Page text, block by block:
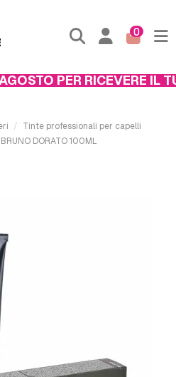
0
PER RICEVERE IL
Tinte professionali per capelli
DORATO 100ML